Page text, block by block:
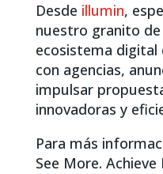
Desde illumin,
nuestro granito
ecosistema digital
con agencias,
impulsar
innovadoras y
Para más
See More. Achieve